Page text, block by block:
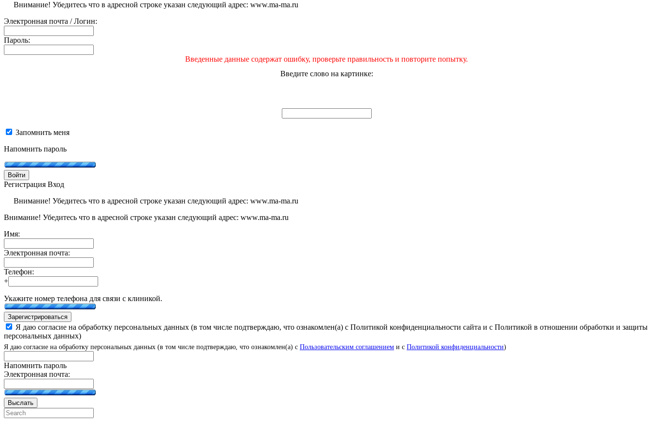
Внимание! Убедитесь что в адресной строке указан следующий адрес: www.ma-ma.ru
Электронная почта / Логин:
Пароль:
Введенные данные содержат ошибку, проверьте правильность и повторите попытку.
Введите слово на картинке:
Запомнить меня
Напомнить пароль
Войти
Регистрация Вход
Внимание! Убедитесь что в адресной строке указан следующий адрес: www.ma-ma.ru
Внимание! Убедитесь что в адресной строке указан следующий адрес: www.ma-ma.ru
Имя:
Электронная почта:
Телефон:
+
Укажите номер телефона для связи с клиникой.
Зарегистрироваться
Я даю согласие на обработку персональных данных (в том числе подтверждаю, что ознакомлен(а) с Политикой конфиденциальности сайта и с Политикой в отношении обработки и защиты
персональных данных)
Я даю согласие на обработку персональных данных (в том числе подтверждаю, что ознакомлен(а) с Пользовательским соглашением и с Политикой конфиденциальности)
Напомнить пароль
Электронная почта:
Выслать